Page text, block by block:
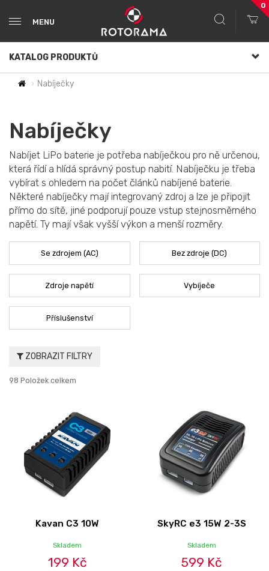
MENU
0
KATALOG PRODUKTŮ
Nabíječky
Nabíječky
Nabíjet LiPo baterie je potřeba nabíječkou pro ně určenou,
která řídí a hlídá správný postup nabití. Nabíječku je třeba
vybírat s ohledem na počet článků nabíjené baterie.
Některé nabíječky mají integrovaný zdroj a lze je připojit
přímo do sítě, jiné podporují pouze vstup stejnosměrného
napětí. Ty mají však vyšší výkon a menší rozměry.
Se zdrojem (AC) Bez zdroje (DC)
Zdroje napětí Vybíječe
Příslušenství
ZOBRAZIT FILTRY
98 Položek celkem
Kavan C3 10W
Skladem
199 Kč
SkyRC e3 15W 2-3S
Skladem
599 Kč